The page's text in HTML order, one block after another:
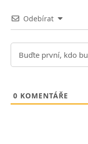
Odebírat
0 KOMENTÁŘE